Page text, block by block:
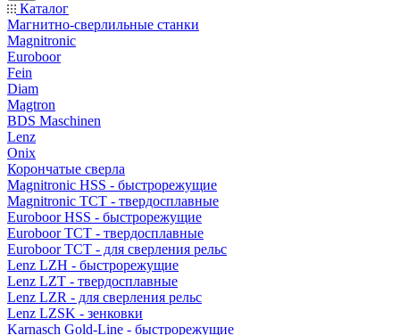
Каталог
Магнитно-сверлильные станки
Magnitronic
Euroboor
Fein
Diam
Magtron
BDS Maschinen
Lenz
Onix
Корончатые сверла
Magnitronic HSS - быстрорежущие
Magnitronic TCT - твердосплавные
Euroboor HSS - быстрорежущие
Euroboor TCT - твердосплавные
Euroboor TCT - для сверления рельс
Lenz LZH - быстрорежущие
Lenz LZT - твердосплавные
Lenz LZR - для сверления рельс
Lenz LZSK - зенковки
Karnasch Gold-Line - быстрорежущие